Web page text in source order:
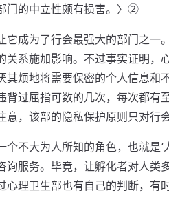
门的中立性颇有损害。〉②
它成为了行会最强大的部门之一
关系施加影响。不过事实证明，
其烦地将需要保密的个人信息和
背过屈指可数的几次，每次都
意，该部的隐私保护原则只对行
个不大为人所知的角色，也就是
询服务。毕竟，让孵化者对人类
心理卫生部也有自己的判断，有